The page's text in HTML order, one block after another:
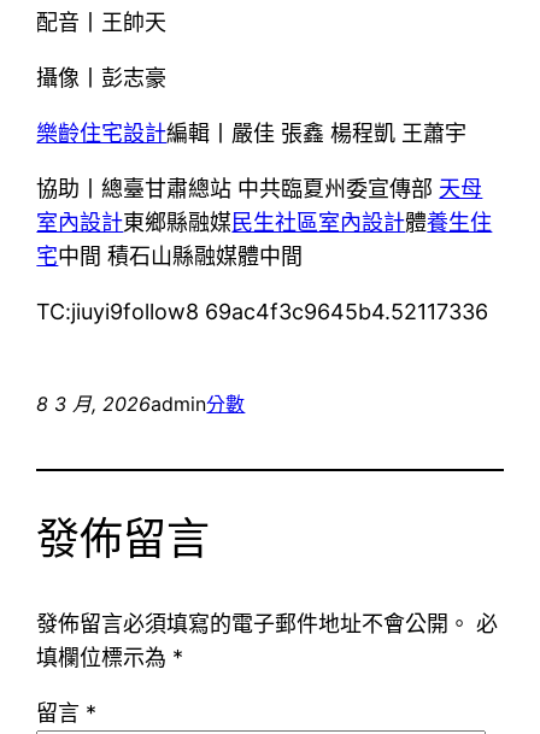
配音丨王帥天
攝像丨彭志豪
樂齡住宅設計編輯丨嚴佳 張鑫 楊程凱 王蕭宇
協助丨總臺甘肅總站 中共臨夏州委宣傳部 天母
室內設計東鄉縣融媒民生社區室內設計體養生住
宅中間 積石山縣融媒體中間
TC:jiuyi9follow8 69ac4f3c9645b4.52117336
8 3 月, 2026admin分數
發佈留言
發佈留言必須填寫的電子郵件地址不會公開。 必
填欄位標示為 *
留言 *